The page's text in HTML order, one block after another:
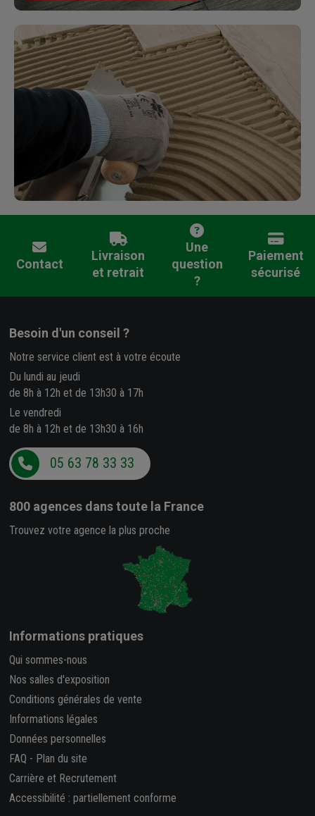
Contact
Livraison
et retrait
Une
question
?
Paiement
sécurisé
Besoin d'un conseil ?
Notre service client est à votre écoute
Du lundi au jeudi
de 8h à 12h et de 13h30 à 17h
Le vendredi
de 8h à 12h et de 13h30 à 16h
05 63 78 33 33
800 agences dans toute la France
Trouvez votre agence la plus proche
Informations pratiques
Qui sommes-nous
Nos salles d'exposition
Conditions générales de vente
Informations légales
Données personnelles
FAQ - Plan du site
Carrière et Recrutement
Accessibilité : partiellement conforme